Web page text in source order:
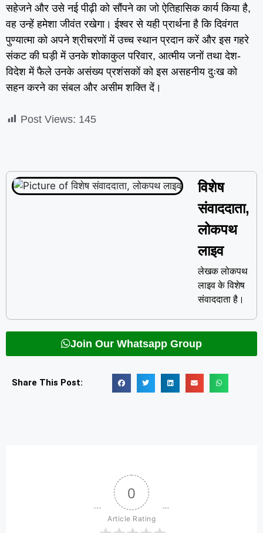
सहेजने और उसे नई पीढ़ी को सौंपने का जो ऐतिहासिक कार्य किया है,
वह उन्हें हमेशा जीवंत रखेगा। ईश्वर से यही प्रार्थना है कि दिवंगत
पुण्यात्मा को अपने श्रीचरणों में उच्च स्थान प्रदान करें और इस गहरे
संकट की घड़ी में उनके शोकाकुल परिवार, आत्मीय जनों तथा देश-
विदेश में फैले उनके असंख्य प्रशंसकों को इस असहनीय दुःख को
सहन करने का संबल और असीम शक्ति दें।
Post Views: 145
विशेष
संवाददाता,
लोकपथ
लाइव
लेखक लोकपथ
लाइव के विशेष
संवाददाता है।
Join Our Whatsapp Group
Share This Post:
0
Article Rating